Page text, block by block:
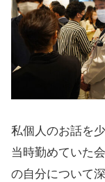
私個人のお話を
当時勤めていた
の自分について